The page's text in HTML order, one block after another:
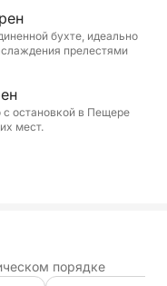
места, богатого
атмосферой.
для купания,
мы
целый день,
красивого
бухте, идеально
прелестями
остановкой в Пещере
мест.
порядке